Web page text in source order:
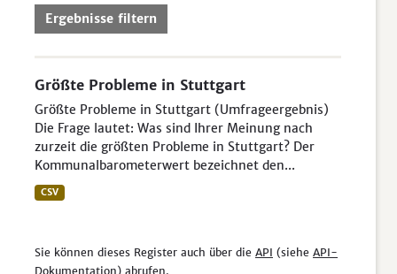
Ergebnisse filtern
Größte Probleme in Stuttgart
Größte Probleme in Stuttgart (Umfrageergebnis)
Die Frage lautet: Was sind Ihrer Meinung nach
zurzeit die größten Probleme in Stuttgart? Der
Kommunalbarometerwert bezeichnet den...
CSV
Sie können dieses Register auch über die API (siehe API-
Dokumentation) abrufen.